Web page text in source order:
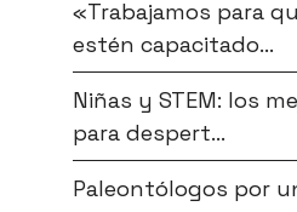
«Trabajamos para
estén capacitado...
Niñas y STEM: los
para despert...
Paleontólogos por